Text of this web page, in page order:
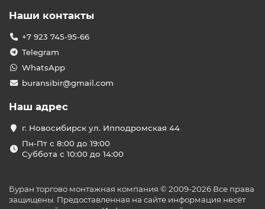
Наши контакты
+7 923 745-95-66
Telegram
WhatsApp
buransibir@gmail.com
Наш адрес
г. Новосибирск ул. Ипподромская 44
Пн-Пт с 8:00 до 19:00
Суббота с 10:00 до 14:00
Буран торгово монтажная компания © 2009-2026 Все права
защищены. Предоставленная на сайте информация несёт